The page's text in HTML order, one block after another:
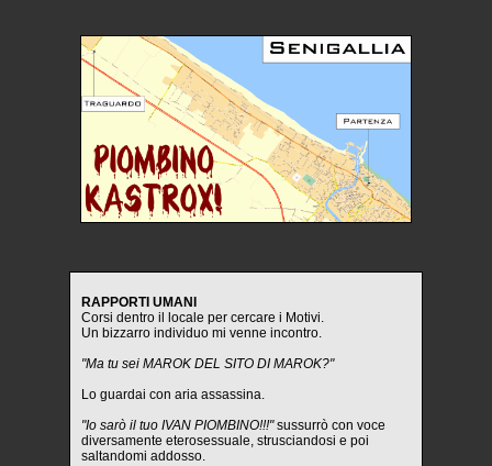
RAPPORTI UMANI
Corsi dentro il locale per cercare i Motivi.
Un bizzarro individuo mi venne incontro.
"Ma tu sei MAROK DEL SITO DI MAROK?"
Lo guardai con aria assassina.
"Io sarò il tuo IVAN PIOMBINO!!!"sussurrò con voce
diversamente eterosessuale, strusciandosi e poi
saltandomi addosso.